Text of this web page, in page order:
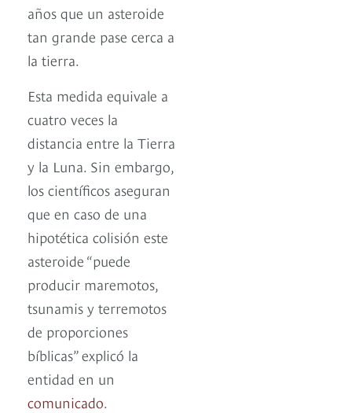
años que un asteroide
tan grande pase cerca a
la tierra.
Esta medida equivale a
cuatro veces la
distancia entre la Tierra
y la Luna. Sin embargo,
los científicos aseguran
que en caso de una
hipotética colisión este
asteroide “puede
producir maremotos,
tsunamis y terremotos
de proporciones
bíblicas” explicó la
entidad en un
comunicado.